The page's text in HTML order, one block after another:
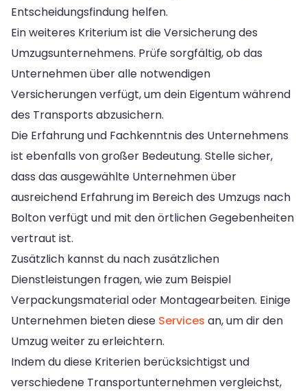
Entscheidungsfindung helfen.
Ein weiteres Kriterium ist die Versicherung des
Umzugsunternehmens. Prüfe sorgfältig, ob das
Unternehmen über alle notwendigen
Versicherungen verfügt, um dein Eigentum während
des Transports abzusichern.
Die Erfahrung und Fachkenntnis des Unternehmens
ist ebenfalls von großer Bedeutung. Stelle sicher,
dass das ausgewählte Unternehmen über
ausreichend Erfahrung im Bereich des Umzugs nach
Bolton verfügt und mit den örtlichen Gegebenheiten
vertraut ist.
Zusätzlich kannst du nach zusätzlichen
Dienstleistungen fragen, wie zum Beispiel
Verpackungsmaterial oder Montagearbeiten. Einige
Unternehmen bieten diese Services an, um dir den
Umzug weiter zu erleichtern.
Indem du diese Kriterien berücksichtigst und
verschiedene Transportunternehmen vergleichst,